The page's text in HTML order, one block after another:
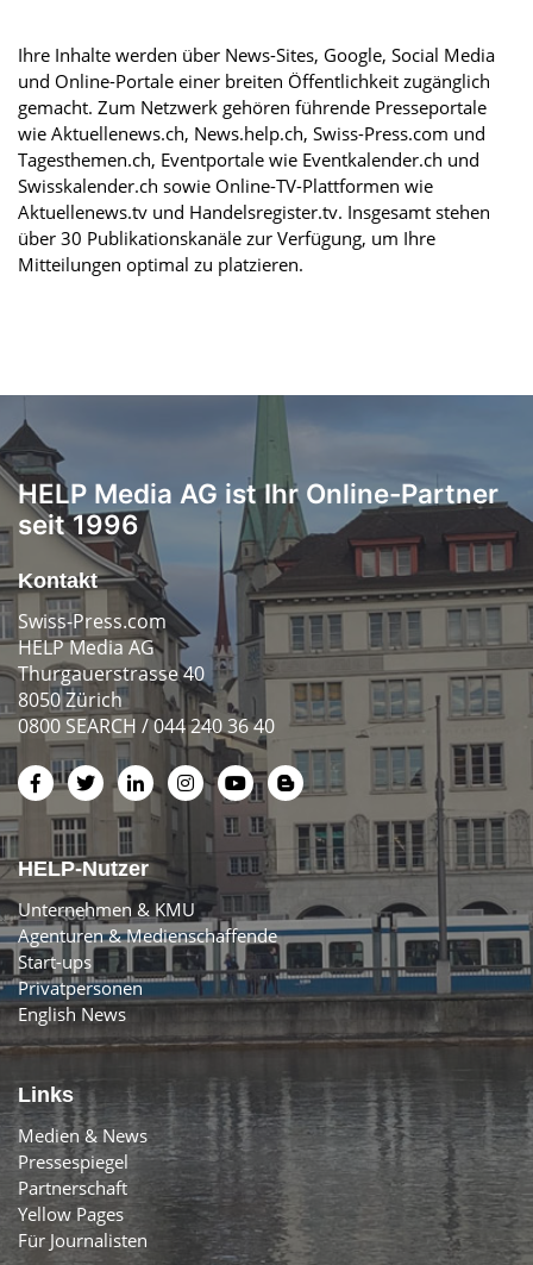
Ihre Inhalte werden über News-Sites, Google, Social Media
und Online-Portale einer breiten Öffentlichkeit zugänglich
gemacht. Zum Netzwerk gehören führende Presseportale
wie Aktuellenews.ch, News.help.ch, Swiss-Press.com und
Tagesthemen.ch, Eventportale wie Eventkalender.ch und
Swisskalender.ch sowie Online-TV-Plattformen wie
Aktuellenews.tv und Handelsregister.tv. Insgesamt stehen
über 30 Publikationskanäle zur Verfügung, um Ihre
Mitteilungen optimal zu platzieren.
HELP Media AG ist Ihr Online-Partner
seit 1996
Kontakt
Swiss-Press.com
HELP Media AG
Thurgauerstrasse 40
8050 Zürich
0800 SEARCH / 044 240 36 40
HELP-Nutzer
Unternehmen & KMU
Agenturen & Medienschaffende
Start-ups
Privatpersonen
English News
Links
Medien & News
Pressespiegel
Partnerschaft
Yellow Pages
Für Journalisten